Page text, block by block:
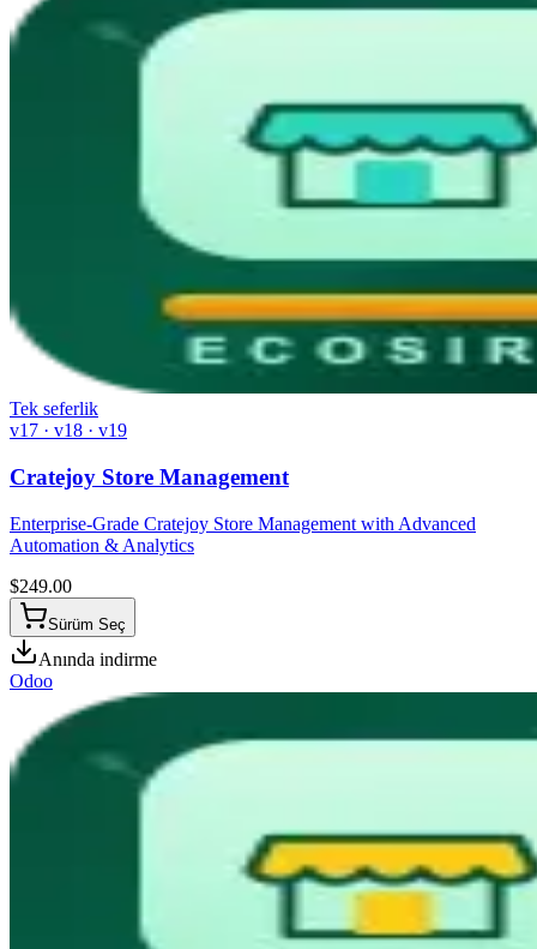
Tek seferlik
v17 · v18 · v19
Cratejoy Store Management
Enterprise-Grade Cratejoy Store Management with Advanced
Automation & Analytics
$249.00
Sürüm Seç
Anında indirme
Odoo